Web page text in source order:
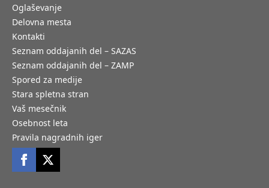
Oglaševanje
Delovna mesta
Kontakti
Seznam oddajanih del – SAZAS
Seznam oddajanih del – ZAMP
Spored za medije
Stara spletna stran
Vaš mesečnik
Osebnost leta
Pravila nagradnih iger